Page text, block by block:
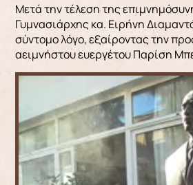
Μετά την τέλεση της
Γυμνασιάρχης κα. Ειρήνη
σύντομο λόγο, εξαίροντας την
αειμνήστου ευεργέτου Παρίση